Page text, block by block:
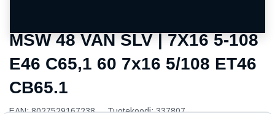
MSW 48 VAN SLV | 7X16 5-108
E46 C65,1 60 7x16 5/108 ET46
CB65.1
EAN:8027529167238 Tuotekoodi:337807